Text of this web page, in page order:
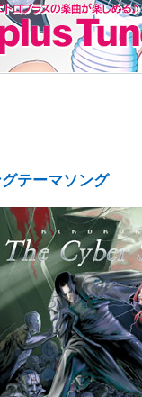
グテーマソング